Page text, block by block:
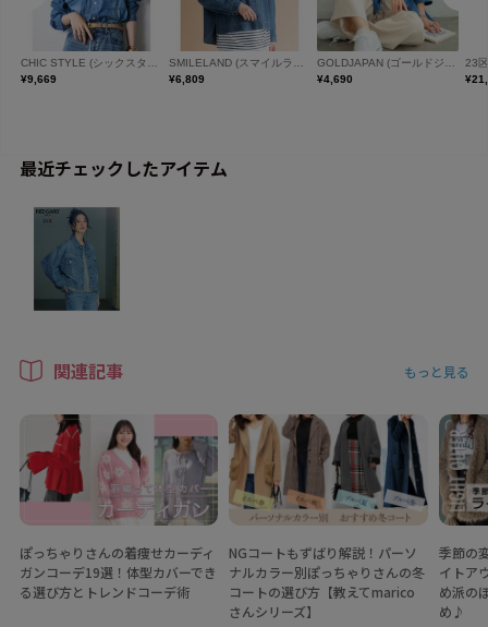
最近チェックしたアイテム
関連記事 もっと見る
ぽっちゃりさんの着痩せカーディ
ガンコーデ19選！体型カバーでき
る選び方とトレンドコーデ術
NGコートもずばり解説！パーソ
ナルカラー別ぽっちゃりさんの冬
コートの選び方【教えてmarico
さんシリーズ】
季節の
イトア
め派の
め♪